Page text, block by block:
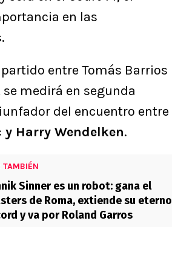
en las
entre Tomás Barrios
medirá en segunda
del encuentro entre
Harry Wendelken.
TAMBIÉN
Sinner es un robot: gana el
de Roma, extiende su eterno
y va por Roland Garros